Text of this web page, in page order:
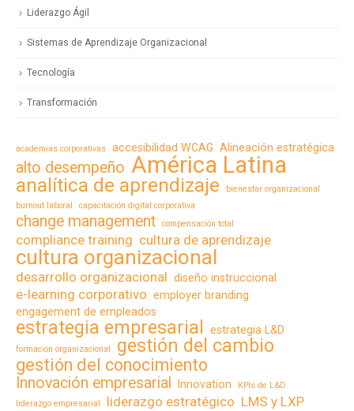
Liderazgo Ágil
Sistemas de Aprendizaje Organizacional
Tecnología
Transformación
academias corporativas accesibilidad WCAG Alineación estratégica
alto desempeño América Latina
analítica de aprendizaje
bienestar organizacional
burnout laboral
capacitación digital corporativa
change management compensación total
compliance training cultura de aprendizaje
cultura organizacional
desarrollo organizacional diseño instruccional
e-learning corporativo employer branding
engagement de empleados
estrategia empresarial estrategia L&D
formación organizacional gestión del cambio
gestión del conocimiento
Innovación empresarial Innovation
KPIs de L&D
liderazgo empresarial
liderazgo estratégico LMS y LXP